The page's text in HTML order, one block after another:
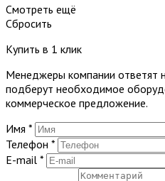
Смотреть ещё
Сбросить
Купить в 1 клик
Менеджеры компании ответят
подберут необходимое
коммерческое предложение.
Имя *
Телефон *
E-mail *